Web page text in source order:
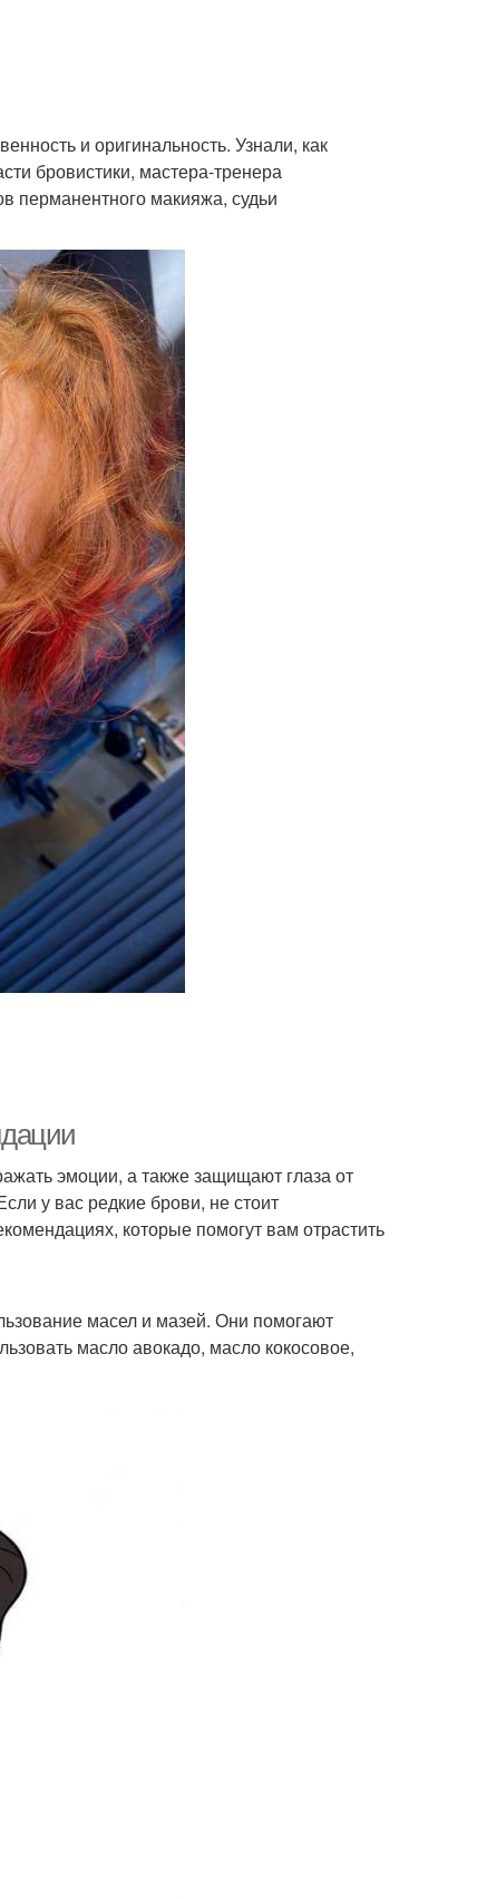
и оригинальность. Узнали, как
бровистики, мастера-тренера
перманентного макияжа, судьи
эмоции, а также защищают глаза от
у вас редкие брови, не стоит
которые помогут вам отрастить
масел и мазей. Они помогают
масло авокадо, масло кокосовое,